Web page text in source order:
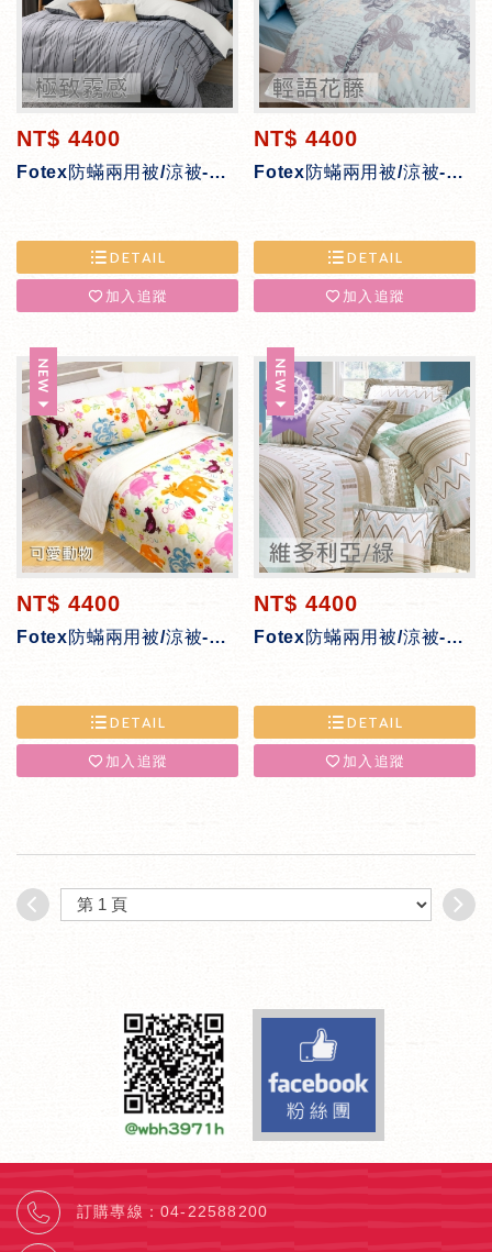
NT$ 4400
Fotex防蟎兩用被/涼被-極致霧感
DETAIL
加入追蹤
NT$ 4400
Fotex防蟎兩用被/涼被-輕語花藤
DETAIL
加入追蹤
NT$ 4400
Fotex防蟎兩用被/涼被-可愛動物
DETAIL
加入追蹤
NT$ 4400
Fotex防蟎兩用被/涼被-維多利亞綠
DETAIL
加入追蹤
訂購專線 ：04-22588200